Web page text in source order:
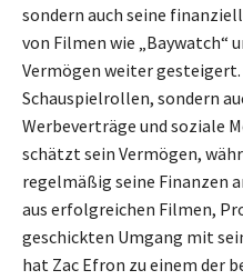
sondern auch seine
von Filmen wie „Baywatch“
Vermögen weiter
Schauspielrollen, sondern
Werbeverträge und soziale
schätzt sein Vermögen,
regelmäßig seine Finanzen
aus erfolgreichen Filmen,
geschickten Umgang mit
hat Zac Efron zu einem der